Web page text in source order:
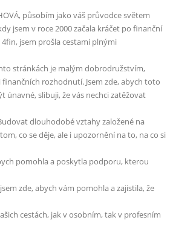
působím jako váš průvodce světem
jsem v roce 2000 začala kráčet po finanční
jsem prošla cestami plnými
stránkách je malým dobrodružstvím,
rozhodnutí. Jsem zde, abych toto
únavné, slibuji, že vás nechci zatěžovat
dlouhodobé vztahy založené na
co se děje, ale i upozornění na to, na co si
pomohla a poskytla podporu, kterou
zde, abych vám pomohla a zajistila, že
cestách, jak v osobním, tak v profesním